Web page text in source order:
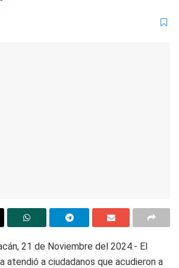
21 de Noviembre del 2024.- El
atendió a ciudadanos que acudieron a